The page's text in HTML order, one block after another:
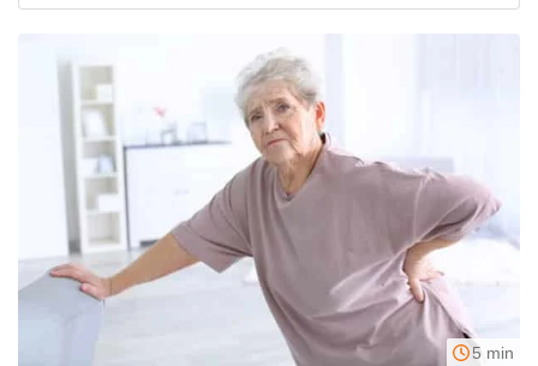
5 min